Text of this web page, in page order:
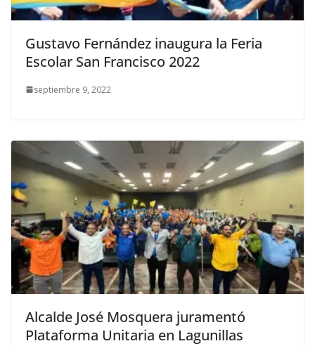
Gustavo Fernández inaugura la Feria
Escolar San Francisco 2022
septiembre 9, 2022
Alcalde José Mosquera juramentó
Plataforma Unitaria en Lagunillas